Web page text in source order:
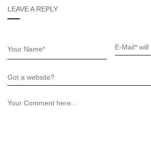
LEAVE A REPLY